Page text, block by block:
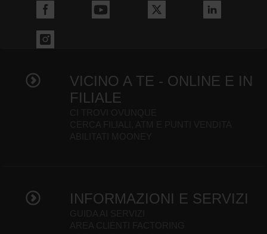
VICINO A TE - ONLINE E IN
FILIALE
INFORMAZIONI E SERVIZI